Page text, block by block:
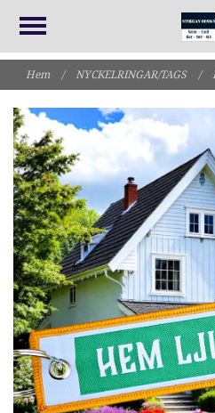
Hem / NYCKELRINGAR/TAGS /